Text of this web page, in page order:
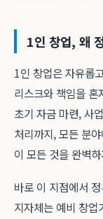
1인 창업, 왜
1인 창업은 자유롭
리스크와 책임을
초기 자금 마련, 사
처리까지, 모든 분
이 모든 것을 완벽
바로 이 지점에서
지자체는 예비 창업